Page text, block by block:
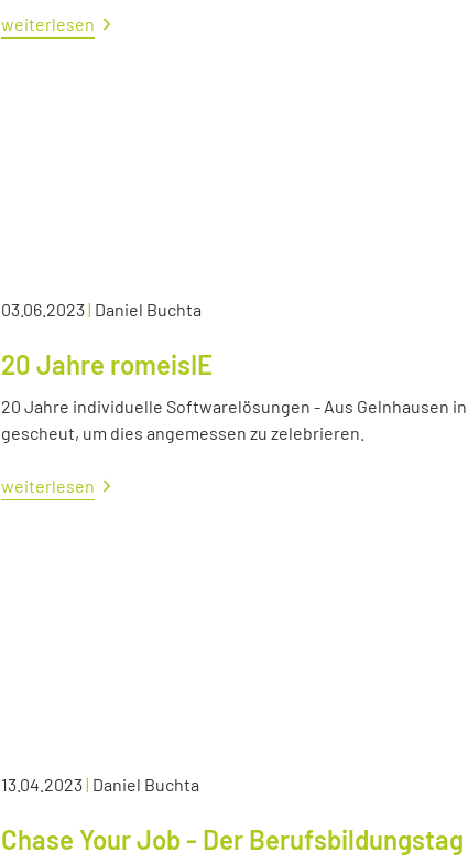
weiterlesen
03.06.2023| Daniel Buchta
20 Jahre romeisIE
20 Jahre individuelle Softwarelösungen - Aus Gelnhausen
gescheut, um dies angemessen zu zelebrieren.
weiterlesen
13.04.2023| Daniel Buchta
Chase Your Job - Der